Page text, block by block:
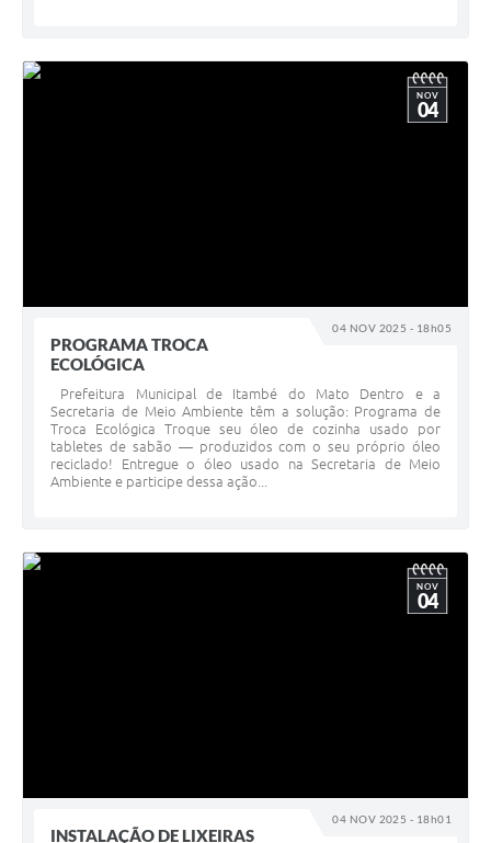
04 NOV 2025 - 18h05
NOV
04
PROGRAMA TROCA
ECOLÓGICA
Prefeitura Municipal de Itambé do Mato Dentro e a
Secretaria de Meio Ambiente têm a solução: Programa de
Troca Ecológica Troque seu óleo de cozinha usado por
tabletes de sabão — produzidos com o seu próprio óleo
reciclado! Entregue o óleo usado na Secretaria de Meio
Ambiente e participe dessa ação...
04 NOV 2025 - 18h01
NOV
04
INSTALAÇÃO DE LIXEIRAS